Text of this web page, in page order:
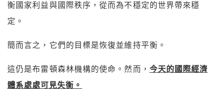
衡國家利益與國際秩序，從而為不穩定的世界帶來穩
定。
簡而言之，它們的目標是恢復並維持平衡。
這仍是布雷頓森林機構的使命。然而， 今天的國際經濟
體系處處可見失衡。